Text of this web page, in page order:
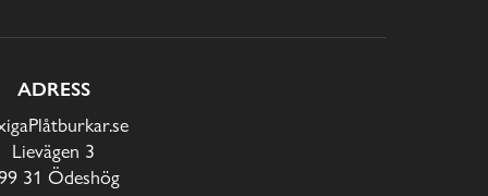
ADRESS
Lievägen 3
31 Ödeshög